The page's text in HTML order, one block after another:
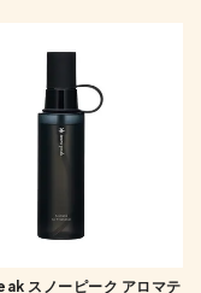
スノーピーク アロマテ